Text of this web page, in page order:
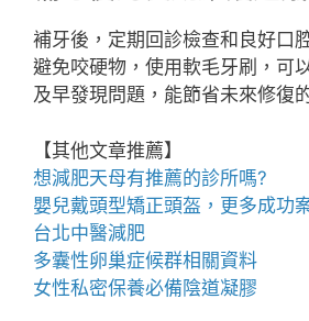
補牙後，定期回診檢查和良好口
避免咬硬物，使用軟毛牙刷，可
及早發現問題，能節省未來修復
【其他文章推薦】
想減肥天母有推薦的診所嗎?
嬰兒戴頭型矯正頭盔，更多成功
台北中醫減肥
多囊性卵巢症候群相關資料
女性私密保養必備陰道凝膠